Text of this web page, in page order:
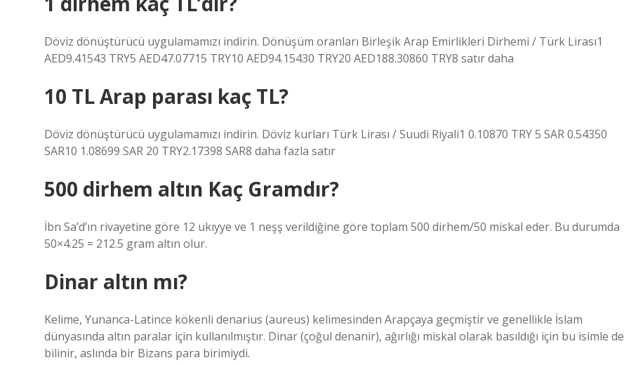
Döviz dönüştürücü uygulamamızı indirin. Dönüşüm oranları Birleşik Arap Emirlikleri Dirhemi / Türk Lirası1
AED9.41543 TRY5 AED47.07715 TRY10 AED94.15430 TRY20 AED188.30860 TRY8 satır daha
10 TL Arap parası kaç TL?
Döviz dönüştürücü uygulamamızı indirin. Döviz kurları Türk Lirası / Suudi Riyali1 0.10870 TRY 5 SAR 0.54350
SAR10 1.08699 SAR 20 TRY2.17398 SAR8 daha fazla satır
500 dirhem altın Kaç Gramdır?
İbn Sa’d’ın rivayetine göre 12 ukıyye ve 1 neşş verildiğine göre toplam 500 dirhem/50 miskal eder. Bu durumda
50×4.25 = 212.5 gram altın olur.
Dinar altın mı?
Kelime, Yunanca-Latince kökenli denarius (aureus) kelimesinden Arapçaya geçmiştir ve genellikle İslam
dünyasında altın paralar için kullanılmıştır. Dinar (çoğul denanir), ağırlığı miskal olarak basıldığı için bu isimle de
bilinir, aslında bir Bizans para birimiydi.